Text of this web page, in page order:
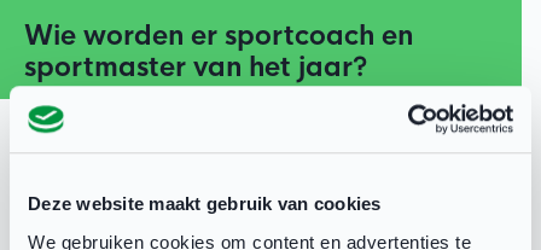
Deze website maakt gebruik van cookies
We gebruiken cookies om content en advertenties te
Wie worden er sportcoach en
sportmaster van het jaar?
Sportcoach van het jaar wordt Anthony Romijn
(voetbal), Jeno van Opstal (flag football) of
Herman Spel (zaalvoetbal). En dan is er deze
editie ook nog een nieuwe categorie: Sportmaster